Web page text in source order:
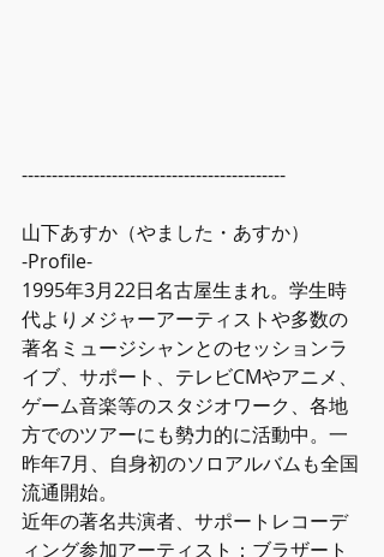
--------------------------------------------
山下あすか（やました・あすか）
-Profile-
1995年3月22日名古屋生まれ。学生時
代よりメジャーアーティストや多数の
著名ミュージシャンとのセッションラ
イブ、サポート、テレビCMやアニメ、
ゲーム音楽等のスタジオワーク、各地
方でのツアーにも勢力的に活動中。一
昨年7月、自身初のソロアルバムも全国
流通開始。
近年の著名共演者、サポートレコーデ
ィング参加アーティスト：ブラザート